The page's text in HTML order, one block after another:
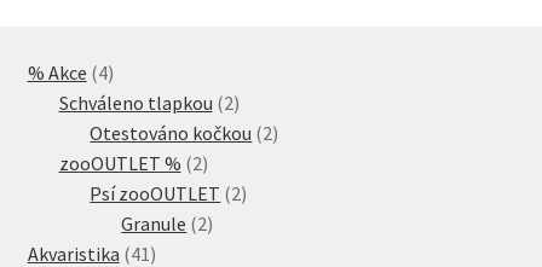
% Akce 44
produkty
Schváleno tlapkou 22
produkty
Otestováno kočkou 22
zooOUTLET % 22
produkty
Psí zooOUTLET 22
Granule 22
Akvaristika 41 41